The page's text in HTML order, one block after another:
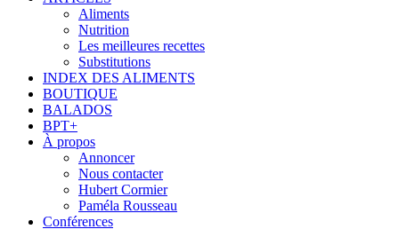
Aliments
Nutrition
Les meilleures recettes
Substitutions
INDEX DES ALIMENTS
BOUTIQUE
BALADOS
BPT+
À propos
Annoncer
Nous contacter
Hubert Cormier
Paméla Rousseau
Conférences